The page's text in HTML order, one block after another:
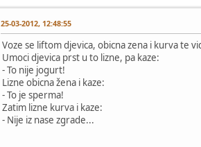
25-03-2012, 12:48:55
Voze se liftom djevica, obicna zena i kurva te
Umoci djevica prst u to lizne, pa kaze:
- To nije jogurt!
Lizne obicna žena i kaze:
- To je sperma!
Zatim lizne kurva i kaze:
- Nije iz nase zgrade...